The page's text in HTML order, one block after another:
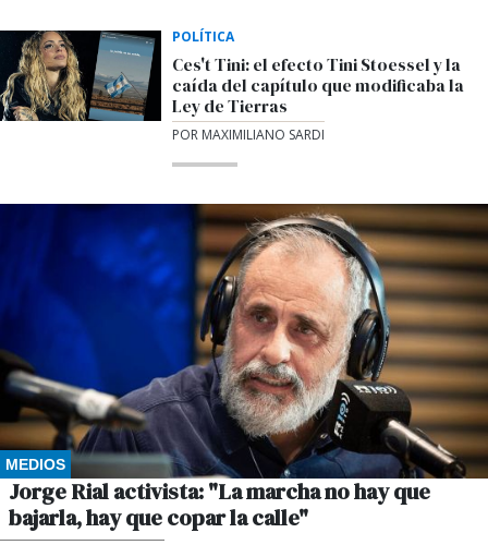
POLÍTICA
Ces't Tini: el efecto Tini Stoessel y la
caída del capítulo que modificaba la
Ley de Tierras
POR MAXIMILIANO SARDI
MEDIOS
Jorge Rial activista: "La marcha no hay que
bajarla, hay que copar la calle"